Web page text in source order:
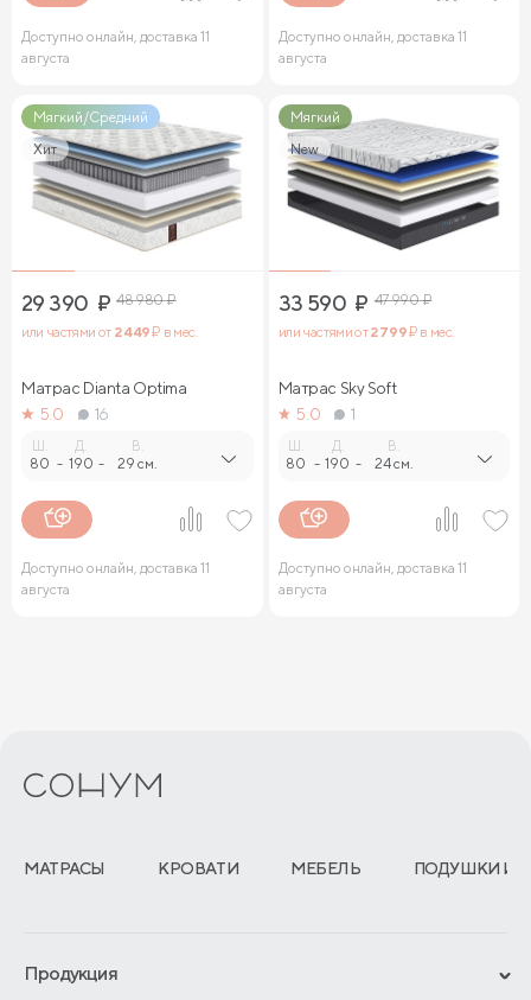
Доступно онлайн, доставка 11
августа
Доступно онлайн, доставка 11
августа
Мягкий/Средний
Хит
29 390 ₽ 48 980₽
или частями от 2 449₽ в мес.
Матрас Dianta Optima
5.0
16
Ш.
80 -
Д.
190 -
В.
29 см.
Доступно онлайн, доставка 11
августа
Мягкий
New
33 590 ₽ 47 990₽
или частями от2 799₽ в мес.
Матрас Sky Soft
5.0
1
Ш.
80 -
Д.
190 -
В.
24 см.
Доступно онлайн, доставка 11
августа
МАТРАСЫ КРОВАТИ МЕБЕЛЬ ПОДУШКИ И
Продукция